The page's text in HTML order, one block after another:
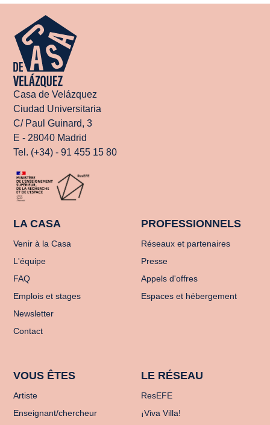
Casa de Velázquez
Ciudad Universitaria
C/ Paul Guinard, 3
E - 28040 Madrid
Tel. (+34) - 91 455 15 80
LA CASA
Venir à la Casa
L'équipe
FAQ
Emplois et stages
Newsletter
Contact
PROFESSIONNELS
Réseaux et partenaires
Presse
Appels d'offres
Espaces et hébergement
VOUS ÊTES
Artiste
Enseignant/chercheur
LE RÉSEAU
ResEFE
¡Viva Villa!